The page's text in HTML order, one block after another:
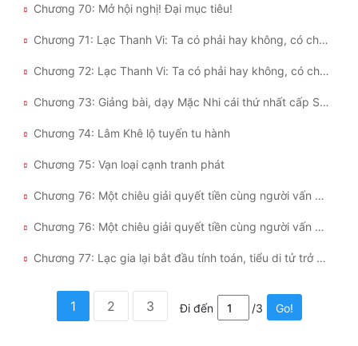
Chương 70: Mở hội nghị! Đại mục tiêu!
Chương 71: Lạc Thanh Vi: Ta có phải hay không, có chút hối hận? (1)
Chương 72: Lạc Thanh Vi: Ta có phải hay không, có chút hối hận? (2)
Chương 73: Giảng bài, dạy Mặc Nhi cái thứ nhất cấp SS kiếm kỹ
Chương 74: Lâm Khê lộ tuyến tu hành
Chương 75: Vạn loại cạnh tranh phát
Chương 76: Một chiêu giải quyết tiền cùng người vấn đề! (1)
Chương 76: Một chiêu giải quyết tiền cùng người vấn đề! (2)
Chương 77: Lạc gia lại bắt đầu tính toán, tiểu di tử trở về!
1 2 3 Đi đến /3 Go!